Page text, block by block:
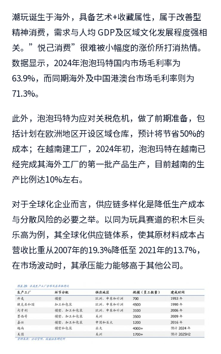
潮玩诞生于海外，具备艺术+收藏属性，属于改善型
精神消费，需求与人均 GDP及区域文化发展程度强相
关。”悦己消费”很难被小幅度的涨价所打消热情。
数据显示，2024年泡泡玛特国内市场毛利率为
63.9%，而同期海外及中国港澳台市场毛利率则为
71.3%。
此外，泡泡玛特为应对关税危机，做了前期准备，包
括计划在欧洲地区开设区域仓库，预计将节省50%的
成本；在越南建工厂，2024年初，泡泡玛特在越南已
经完成其海外工厂的第一批产品生产，目前越南的生
产比例达10%左右。
对于全球化企业而言，供应链多样化是降低生产成本
与分散风险的必要之举。以同为玩具赛道的积木巨头
乐高为例，其全球化供应链体系，使其原材料成本占
营收比重从2007年的19.3%降低至 2021年的13.7%，
在市场波动时，其承压能力能够高于其他公司。